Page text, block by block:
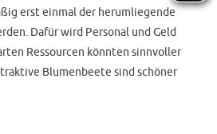
erst einmal der herumliegende
Dafür wird Personal und Geld
Ressourcen könnten sinnvoller
Blumenbeete sind schöner